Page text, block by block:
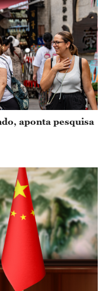
aponta pesquisa